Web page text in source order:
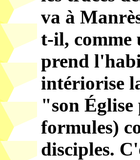
va à
t-il, comme
prend
intériorise
"son Église
formules)
disciples.